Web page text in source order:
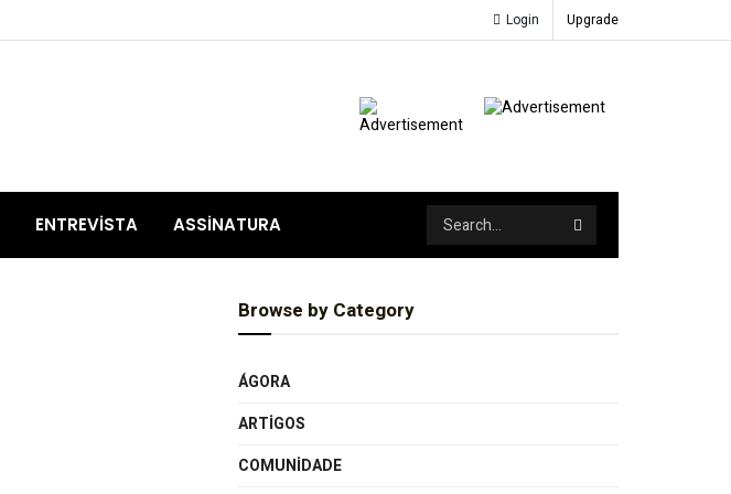
Login Upgrade
ENTREVISTA ASSINATURA
Browse by Category
ÁGORA
ARTIGOS
COMUNIDADE